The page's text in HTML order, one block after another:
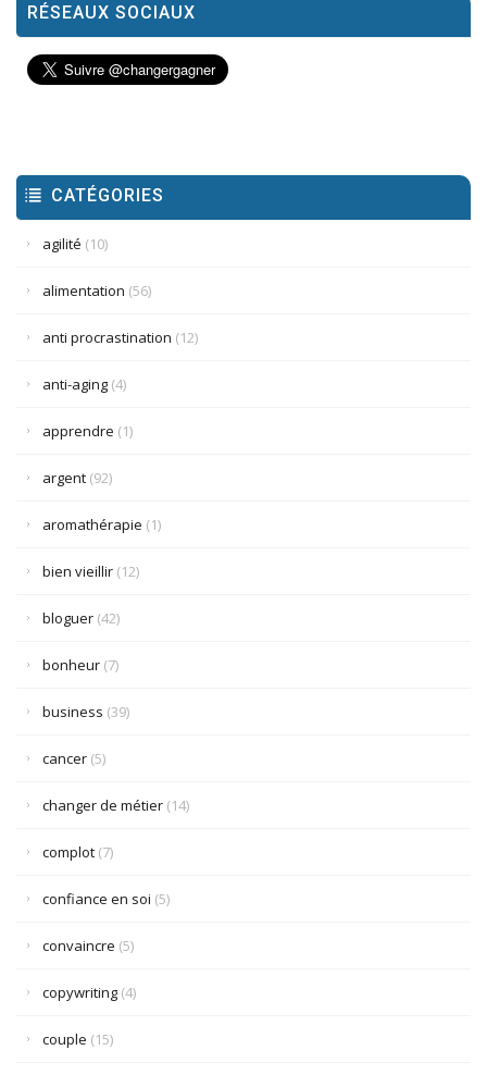
RÉSEAUX SOCIAUX
CATÉGORIES
agilité (10)
alimentation (56)
anti procrastination (12)
anti-aging (4)
apprendre (1)
argent (92)
aromathérapie (1)
bien vieillir (12)
bloguer (42)
bonheur (7)
business (39)
cancer (5)
changer de métier (14)
complot (7)
confiance en soi (5)
convaincre (5)
copywriting (4)
couple (15)